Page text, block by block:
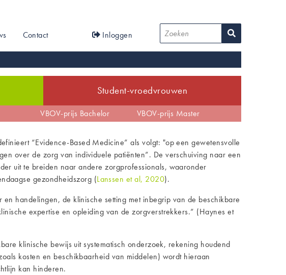
Contact
User
account
menu
Inloggen
Kraamtijd Anders dan verwacht
Student-vroedvrouwen
VBOV-prijs Bachelor VBOV-prijs Master
“Evidence-Based Medicine” als volgt: "op een gewetensvolle
over de zorg van individuele patiënten”. De verschuiving naar een
uit te breiden naar andere zorgprofessionals, waaronder
gezondheidszorg (Lanssen et al, 2020).
handelingen, de klinische setting met inbegrip van de beschikbare
expertise en opleiding van de zorgverstrekkers.” (Haynes et
klinische bewijs uit systematisch onderzoek, rekening houdend
kosten en beschikbaarheid van middelen) wordt hieraan
kan hinderen.